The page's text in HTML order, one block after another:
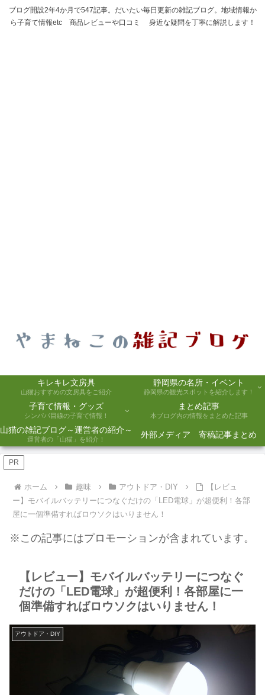
ブログ開設2年4か月で547記事。だいたい毎日更新の雑記ブログ。地域情報か
ら子育て情報etc 商品レビューや口コミ 身近な疑問を丁寧に解説します！
キレキレ文房具
山猫おすすめの文房具をご紹介
静岡県の名所・イベント
静岡県の観光スポットを紹介します！
子育て情報・グッズ
シンパパ目線の子育て情報！
まとめ記事
本ブログ内の情報をまとめた記事
山猫の雑記ブログ～運営者の紹介～
運営者の「山猫」を紹介！ 外部メディア 寄稿記事まとめ
PR
ホーム 趣味 アウトドア・DIY
【レビュ
ー】モバイルバッテリーにつなぐだけの「LED電球」が超便利！各部
屋に一個準備すればロウソクはいりません！
※この記事にはプロモーションが含まれています。
【レビュー】モバイルバッテリーにつなぐ
だけの「LED電球」が超便利！各部屋に一
個準備すればロウソクはいりません！
アウトドア・DIY